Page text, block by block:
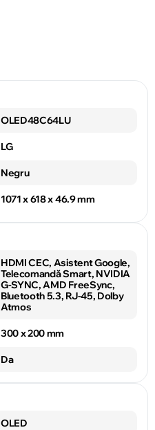
OLED48C64LU
LG
Negru
1071 x 618 x 46.9 mm
HDMI CEC, Asistent Google,
Telecomandă Smart, NVIDIA
G-SYNC, AMD FreeSync,
Bluetooth 5.3, RJ-45, Dolby
Atmos
300 x 200 mm
Da
OLED